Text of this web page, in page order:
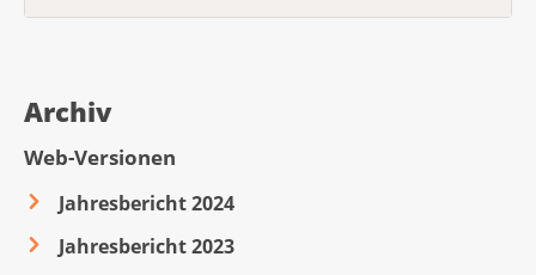
Archiv
Web-Versionen
Jahresbericht 2024
Jahresbericht 2023